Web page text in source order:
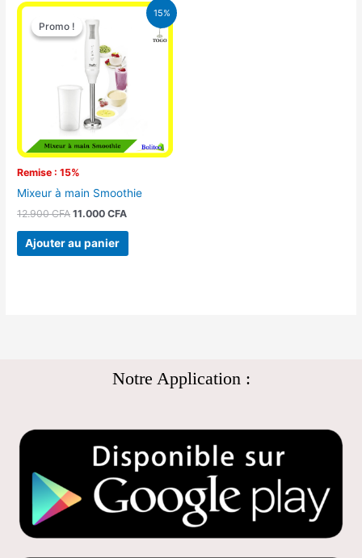
15%
Promo !
Remise : 15%
Promo !
Mixeur à main Smoothie
12.900CFA
Le
prix
initial
était :
12.900 CFA.
11.000CFA
Le
Ajouter au panier
Notre Application :